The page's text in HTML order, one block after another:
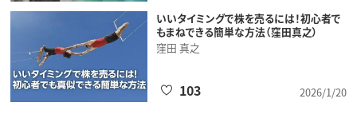
いいタイミングで株を売るには！初心者で
もまねできる簡単な方法（窪田真之）
窪田 真之
2026/1/20
103